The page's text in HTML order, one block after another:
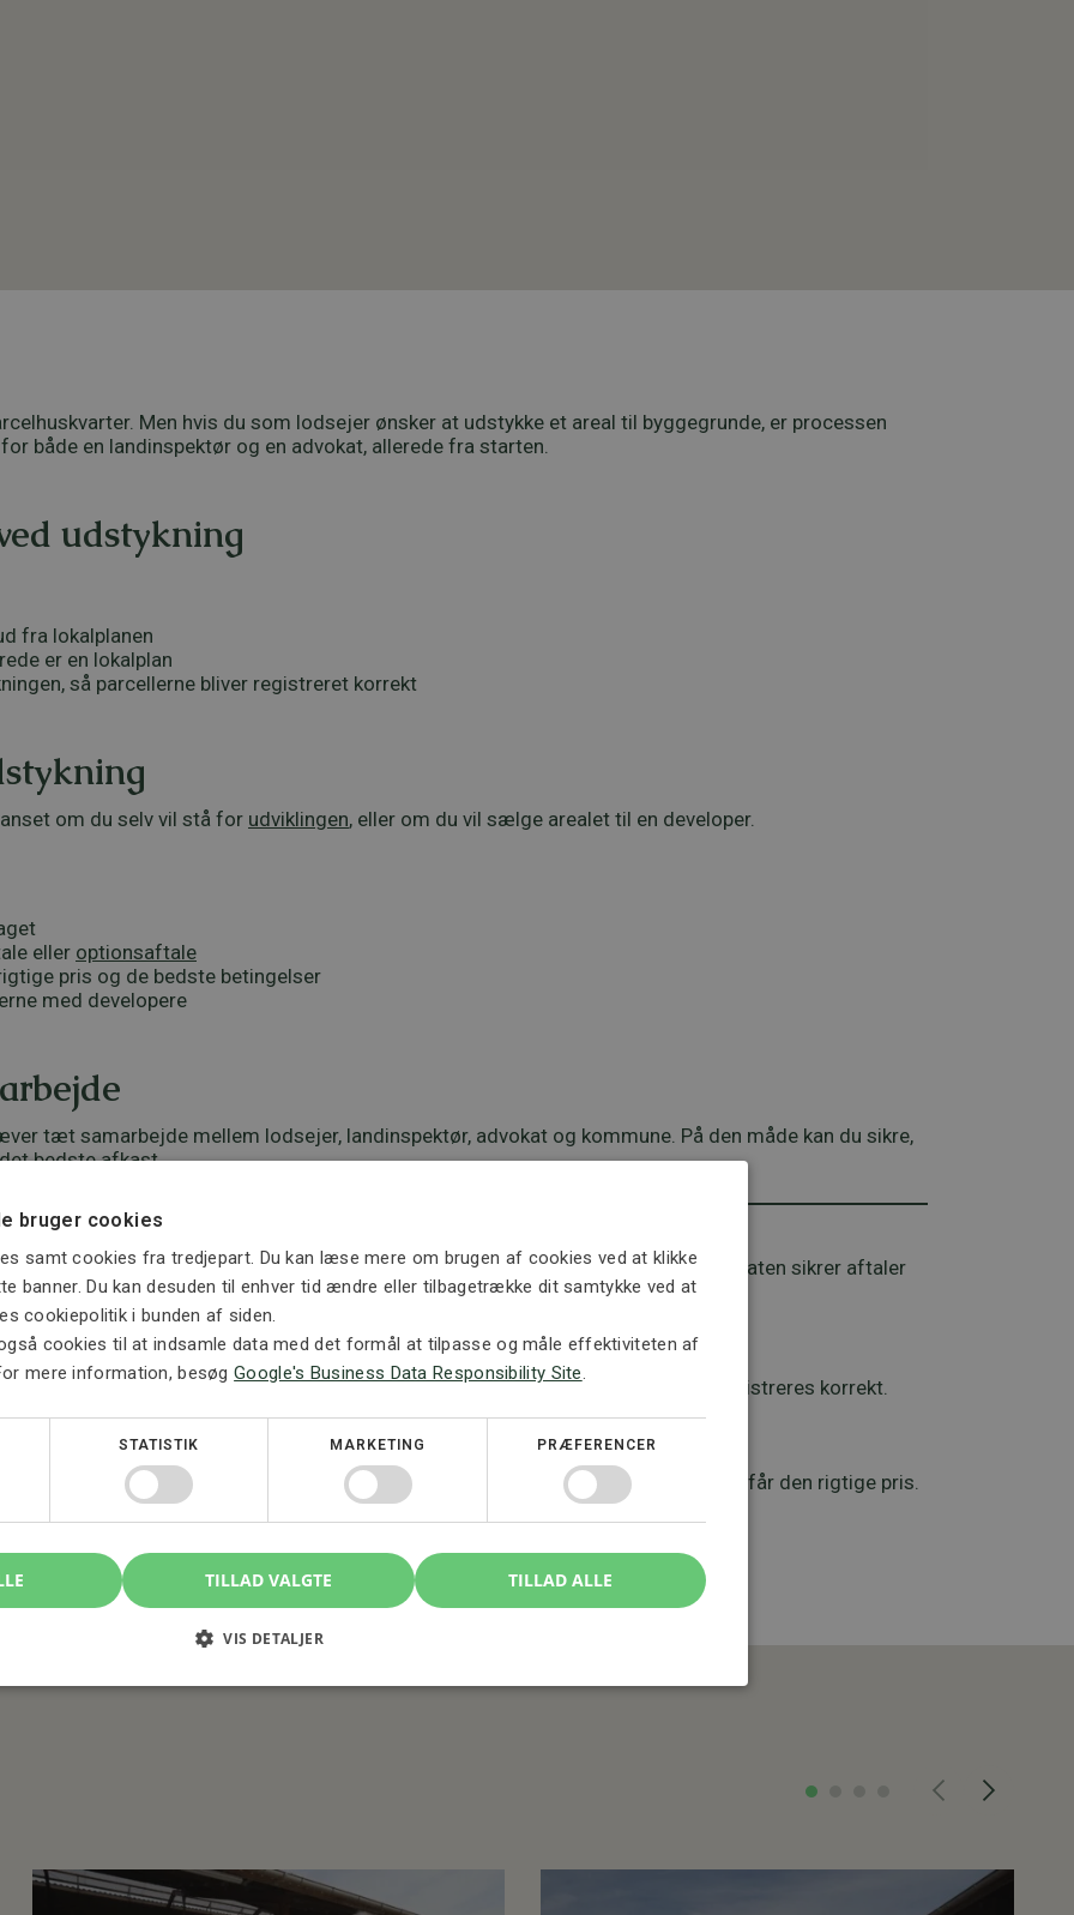
Men hvis du som lodsejer ønsker at udstykke et areal til byggegrunde, er processen
både en landinspektør og en advokat, allerede fra starten.
udstykning
fra lokalplanen
er en lokalplan
så parcellerne bliver registreret korrekt
om du selv vil stå for udviklingen, eller om du vil sælge arealet til en developer.
eller optionsaftale
pris og de bedste betingelser
med developere
tæt samarbejde mellem lodsejer, landinspektør, advokat og kommune. På den måde kan du sikre,
bedste afkast.
jord til parcelhuse?
Landinspektøren håndterer de tekniske forhold og lokalplanen, mens advokaten sikrer aftaler
ved udstykning?
fra lokalplanen, udarbejder nødvendige forslag og sørger for, at parcellerne registreres korrekt.
ved udstykning?
dine vilkår i en rådgivnings- eller optionsaftale og sørger for, at du som lodsejer får den rigtige pris.
bruger cookies
samt cookies fra tredjepart. Du kan læse mere om brugen af cookies ved at klikke
banner. Du kan desuden til enhver tid ændre eller tilbagetrække dit samtykke ved at
cookiepolitik i bunden af siden.
cookies til at indsamle data med det formål at tilpasse og måle effektiviteten af
mere information, besøgGoogle's Business Data Responsibility Site
STATISTIK MARKETING PRÆFERENCER
TILLAD VALGTE TILLAD ALLE
VIS DETALJER